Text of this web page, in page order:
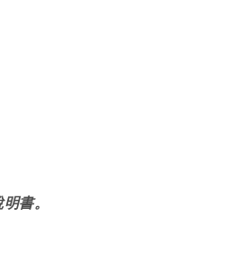
書。